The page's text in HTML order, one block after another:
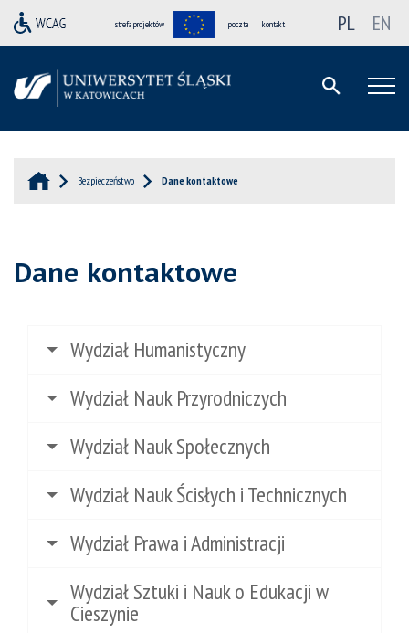
strefa projektów poczta kontakt PL EN
Bezpieczeństwo Dane kontaktowe
Dane kontaktowe
Wydział Humanistyczny
Wydział Nauk Przyrodniczych
Wydział Nauk Społecznych
Wydział Nauk Ścisłych i Technicznych
Wydział Prawa i Administracji
Wydział Sztuki i Nauk o Edukacji w
Cieszynie